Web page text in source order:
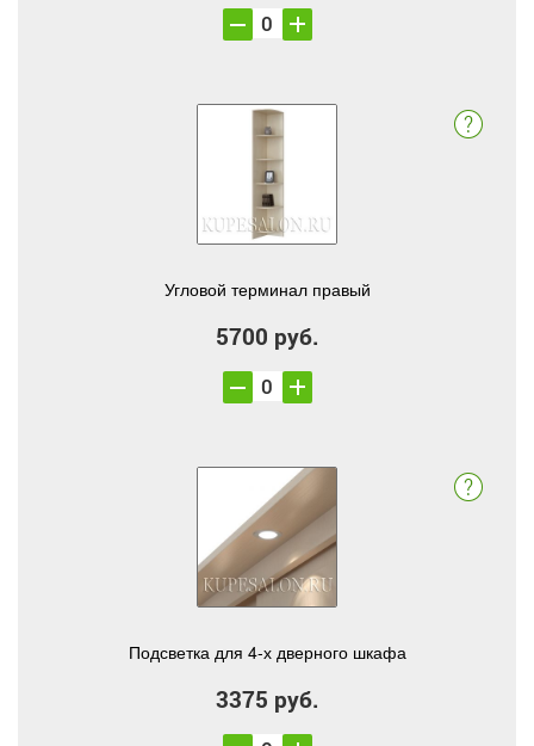
Угловой терминал правый
5700 руб.
Подсветка для 4-х дверного шкафа
3375 руб.